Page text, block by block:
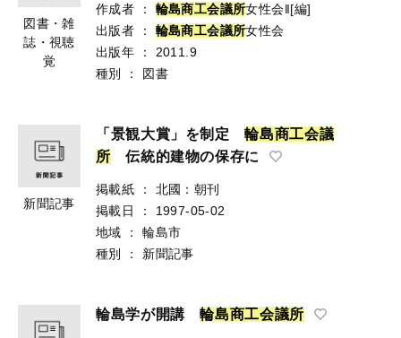
図書・雑
誌・視聴
覚
作成者 ： 輪島商工会議所女性会‖[編]
出版者
： 輪島商工会議所女性会
出版年
：
2011.9
種別
： 図書
新聞記事
「景観大賞」を制定輪島商工会議
所 伝統的建物の保存に
掲載紙 ：
北國：朝刊
掲載日
：
1997-05-02
地域
：
輪島市
種別
： 新聞記事
輪島学が開講輪島商工会議所